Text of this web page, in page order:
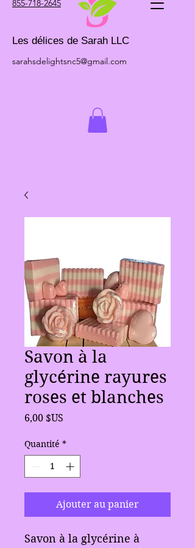
855-718-2645
Les délices de Sarah LLC
sarahsdelightsnc5@gmail.com
Savon à la
glycérine rayures
roses et blanches
6,00 $US
Quantité *
Ajouter au panier
Savon à la glycérine à